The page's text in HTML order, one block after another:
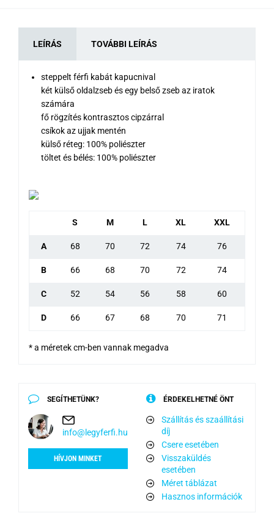
LEÍRÁS TOVÁBBI LEÍRÁS
steppelt férfi kabát kapucnival
két külső oldalzseb és egy belső zseb az iratok
számára
fő rögzítés kontrasztos cipzárral
csíkok az ujjak mentén
külső réteg: 100% poliészter
töltet és bélés: 100% poliészter
S M L XL XXL
A 68 70 72 74 76
B 66 68 70 72 74
C 52 54 56 58 60
D 66 67 68 70 71
* a méretek cm-ben vannak megadva
SEGÍTHETÜNK?
info@legyferfi.hu
HÍVJON MINKET
ÉRDEKELHETNÉ ÖNT
Szállítás és szaállítási
díj
Csere esetében
Visszaküldés
esetében
Méret táblázat
Hasznos információk